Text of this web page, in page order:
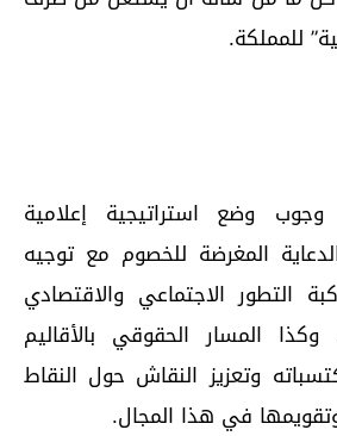
للمملكة.
وضع استراتيجية إعلامية
المغرضة للخصوم مع توجيه
التطور الاجتماعي والاقتصادي
وكذا المسار الحقوقي بالأقاليم
وتعزيز النقاش حول النقاط
في هذا المجال.